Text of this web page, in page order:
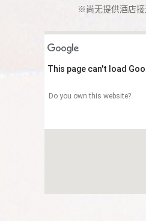
※尚无提供酒店
This page can't load
Do you own this website?